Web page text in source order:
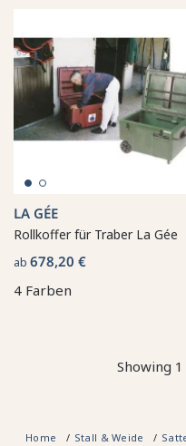
LA GÉE
Rollkoffer für Traber La Gée
ab 678,20 €
4 Farben
Showing
Home Stall & Weide